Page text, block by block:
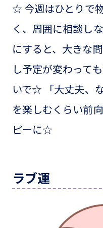
☆ 今週はひとりで
く、周囲に相談し
にすると、大きな
し予定が変わって
いで☆ 「大丈夫、
を楽しむくらい前
ピーに☆
ラブ運